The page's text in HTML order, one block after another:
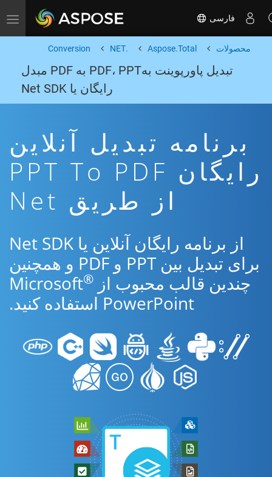
Toggle navigation فارسی
محصولات Aspose.Total
.NET
Conversion
تبدیل پاورپوینت بهPDF، PPT به PDF مبدل
رایگان یا Net SDK
برنامه تبدیل آنلاین
رایگان PPT To PDF
از طریق Net
از برنامه رایگان آنلاین یا Net SDK
برای تبدیل بین PPT و PDF و همچنین
چندین قالب محبوب از Microsoft ®
PowerPoint استفاده کنید.